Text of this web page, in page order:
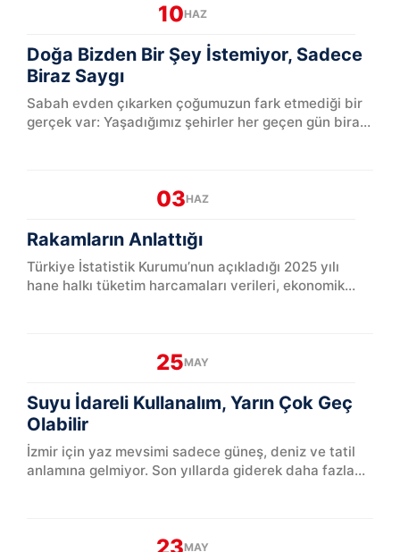
10HAZ
Doğa Bizden Bir Şey İstemiyor, Sadece
Biraz Saygı
Sabah evden çıkarken çoğumuzun fark etmediği bir
gerçek var: Yaşadığımız şehirler her geçen gün biraz
03HAZ
Rakamların Anlattığı
Türkiye İstatistik Kurumu’nun açıkladığı 2025 yılı
hane halkı tüketim harcamaları verileri, ekonomik
25MAY
Suyu İdareli Kullanalım, Yarın Çok Geç
Olabilir
İzmir için yaz mevsimi sadece güneş, deniz ve tatil
anlamına gelmiyor. Son yıllarda giderek daha fazla
MAY